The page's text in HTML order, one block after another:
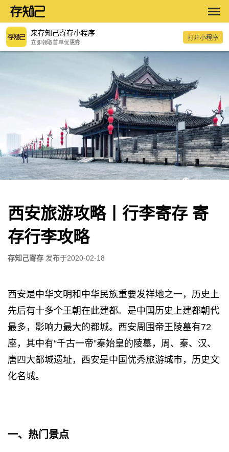
来存知己寄存小程序
立即领取首单优惠券
打开小程序
西安旅游攻略丨行李寄存 寄
存行李攻略
存知己寄存 发布于2020-02-18
西安是中华文明和中华民族重要发祥地之一，历史上
先后有十多个王朝在此建都。是中国历史上建都朝代
最多，影响力最大的都城。西安周围帝王陵墓有72
座，其中有“千古一帝”秦始皇的陵墓，周、秦、汉、
唐四大都城遗址，西安是中国优秀旅游城市，历史文
化名城。
一、热门景点